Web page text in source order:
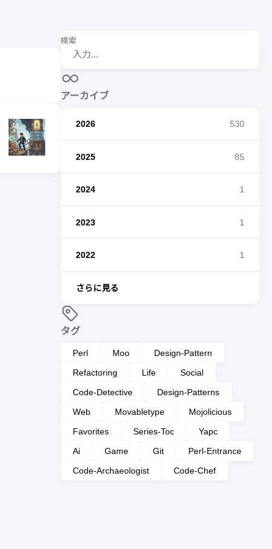
検索
アーカイブ
2026 530
2025 85
2024 1
2023 1
2022 1
さらに見る
タグ
Perl Moo
Design-Pattern
Refactoring
Life
Social
Code-Detective
Design-Patterns
Web
Movabletype
Mojolicious
Favorites
Series-Toc
Yapc
Ai
Game Git
Perl-Entrance
Code-Archaeologist
Code-Chef